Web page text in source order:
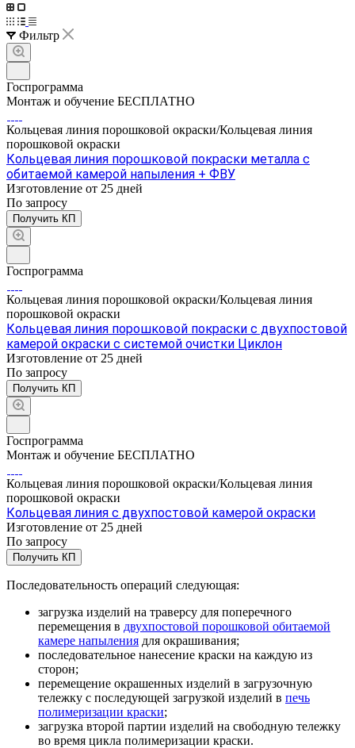
Фильтр
Госпрограмма
Монтаж и обучение БЕСПЛАТНО
Кольцевая линия порошковой окраски/Кольцевая линия
порошковой окраски
Кольцевая линия порошковой покраски металла с
обитаемой камерой напыления + ФВУ
Изготовление от 25 дней
По запросу
Получить КП
Госпрограмма
Кольцевая линия порошковой окраски/Кольцевая линия
порошковой окраски
Кольцевая линия порошковой покраски с двухпостовой
камерой окраски с системой очистки Циклон
Изготовление от 25 дней
По запросу
Получить КП
Госпрограмма
Монтаж и обучение БЕСПЛАТНО
Кольцевая линия порошковой окраски/Кольцевая линия
порошковой окраски
Кольцевая линия с двухпостовой камерой окраски
Изготовление от 25 дней
По запросу
Получить КП
Последовательность операций следующая:
загрузка изделий на траверсу для поперечного
перемещения в двухпостовой порошковой обитаемой
камере напыления для окрашивания;
последовательное нанесение краски на каждую из
сторон;
перемещение окрашенных изделий в загрузочную
тележку с последующей загрузкой изделий в печь
полимеризации краски;
загрузка второй партии изделий на свободную тележку
во время цикла полимеризации краски.